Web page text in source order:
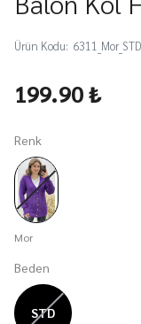
Ürün Kodu: 6311_Mor_STD
199.90 ₺
Renk
Mor
Beden
STD